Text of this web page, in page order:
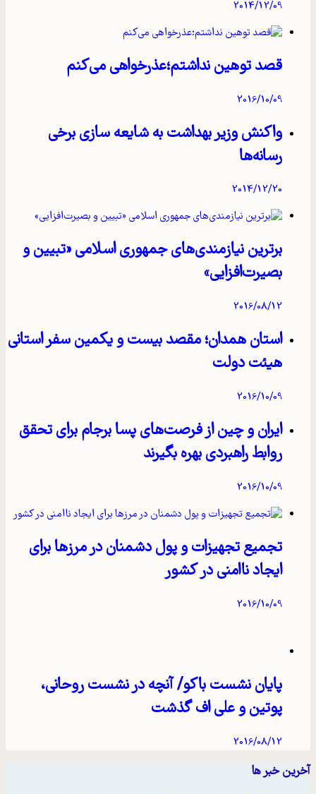
2014/12/09
قصد توهین نداشتم؛عذرخواهی می‌کنم
2016/10/09
واکنش وزیر بهداشت به شایعه‌ سازی برخی
رسانه‌ها
2014/12/20
برترین نیازمندی‌های جمهوری اسلامی «تبیین و
بصیرت‌افزایی»
2016/08/12
استان همدان؛ مقصد بیست و یکمین سفر استانی
هیئت دولت
2016/10/09
ایران و چین از فرصت‌های پسا برجام برای تحقق
روابط راهبردی بهره بگیرند
2016/10/09
تجمیع تجهیزات و پول دشمنان در مرزها برای
ایجاد ناامنی در کشور
2016/10/09
پایان نشست باکو/ آنچه در نشست روحانی،
پوتین و علی اف گذشت
2016/08/12
آخرین خبر ها